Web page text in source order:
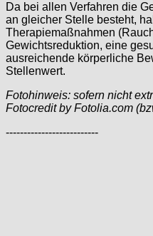
Da bei allen Verfahren die
an gleicher Stelle besteht,
Therapiemaßnahmen
Gewichtsreduktion, eine
ausreichende körperliche
Stellenwert.
Fotohinweis: sofern nicht
Fotocredit by Fotolia.com
--------------------------